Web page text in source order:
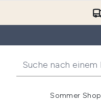
Sommer Shop